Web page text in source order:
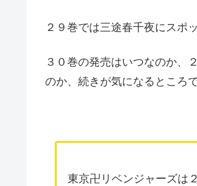
２９巻では三途春千夜にスポ
３０巻の発売はいつなのか、
のか、続きが気になるところで
東京卍リベンジャーズは